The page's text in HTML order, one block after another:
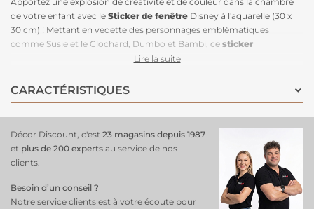
de votre enfant avec le Sticker de fenêtre Disney à l'aquarelle (30 x
30 cm) ! Mettant en vedette des personnages emblématiques
comme Susie et le Clochard, Dumbo et Bambi, ce sticker
en œuvres d'art inspirées des merveilleuses
une touche dynamique et joyeuse à l’espace, captivant l’imagination
des petits fans.Facile à poser et repositionnable, ce sticker est une
Lire la suite
CARACTÉRISTIQUES
Décor Discount, c'est 23 magasins depuis 1987
et plus de 200 experts au service de nos
clients.
Besoin d’un conseil ?
Notre service clients est à votre écoute pour